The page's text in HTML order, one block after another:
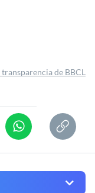
transparencia de BBCL